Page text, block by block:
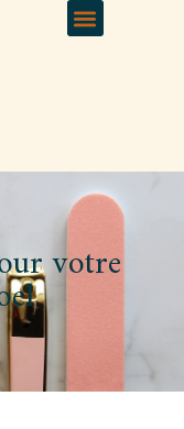
votre